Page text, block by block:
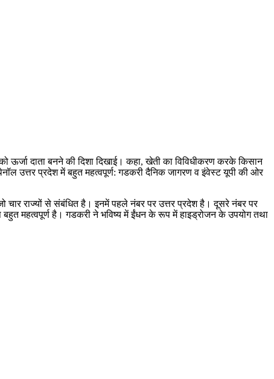
ऊर्जा दाता बनने की दिशा दिखाई। कहा, खेती का विविधीकरण करके किसान
उत्तर प्रदेश में बहुत महत्वपूर्ण: गडकरी दैनिक जागरण व इंवेस्ट यूपी की ओर
राज्यों से संबंधित है। इनमें पहले नंबर पर उत्तर प्रदेश है। दूसरे नंबर पर
बहुत महत्वपूर्ण है। गडकरी ने भविष्य में ईंधन के रूप में हाइड्रोजन के उपयोग तथा